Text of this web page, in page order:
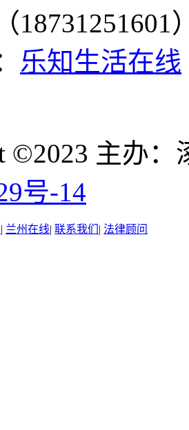
乐知生活在线
©2023 主办
号-14
| 兰州在线| 联系我们 | 法律顾问